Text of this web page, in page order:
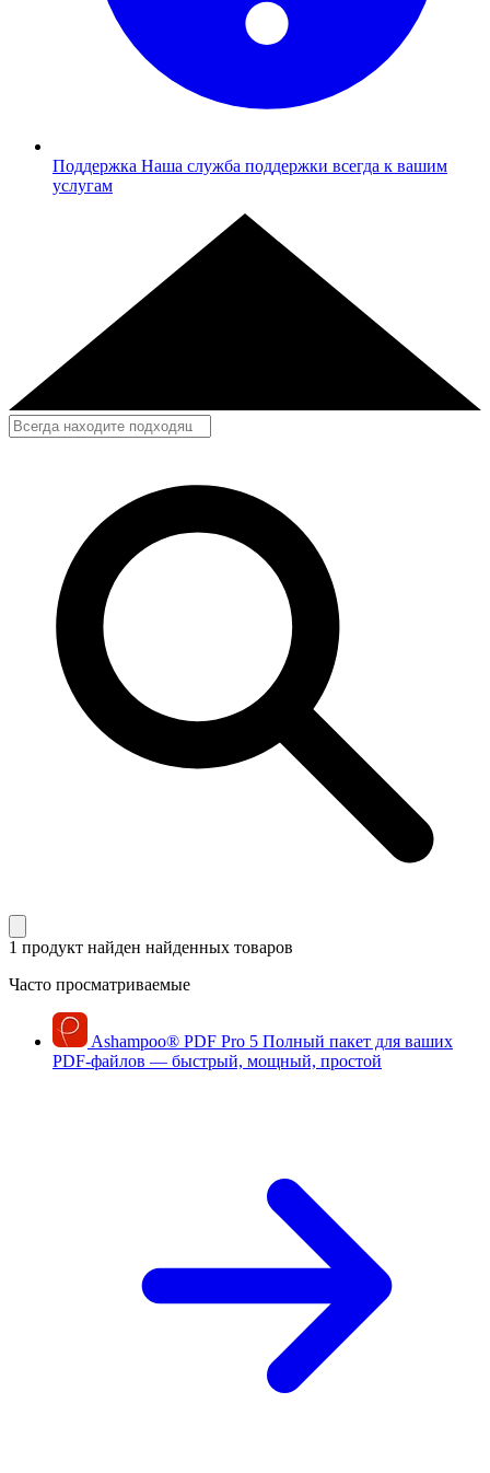
Поддержка Наша служба поддержки всегда к вашим
услугам
1 продукт найден найденных товаров
Часто просматриваемые
Ashampoo® PDF Pro 5 Полный пакет для ваших
PDF-файлов — быстрый, мощный, простой